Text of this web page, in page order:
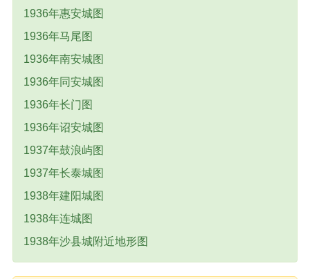
1936年惠安城图
1936年马尾图
1936年南安城图
1936年同安城图
1936年长门图
1936年诏安城图
1937年鼓浪屿图
1937年长泰城图
1938年建阳城图
1938年连城图
1938年沙县城附近地形图